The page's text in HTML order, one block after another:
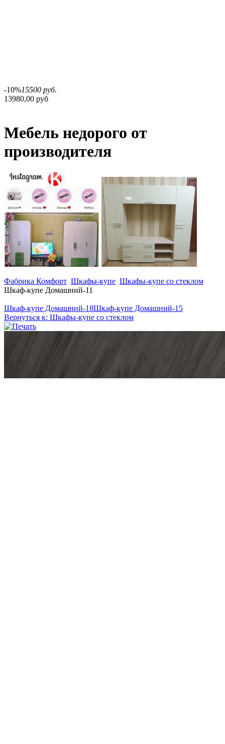
-10%15500 руб.
13980,00 руб
Мебель недорого от
производителя
Фабрика Комфорт Шкафы-купе Шкафы-купе со стеклом
Шкаф-купе Домашний-11
Шкаф-купе Домашний-18Шкаф-купе Домашний-15
Вернуться к: Шкафы-купе со стеклом